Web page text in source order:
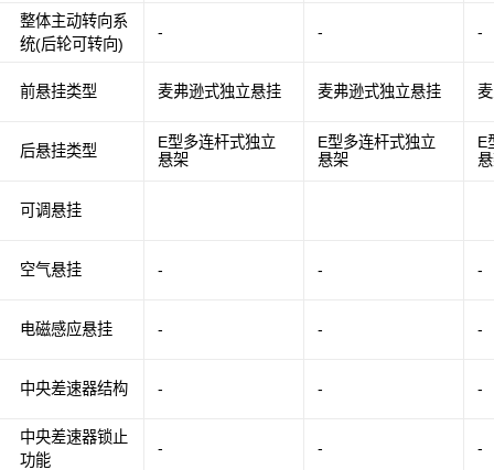
整体主动转向系
统(后轮可转向)
前悬挂类型
后悬挂类型
可调悬挂
空气悬挂
电磁感应悬挂
中央差速器结构
中央差速器锁止
功能
- - -
麦弗逊式独立悬挂 麦弗逊式独立悬挂
E型多连杆式独立
悬架
E型多连杆式独立
悬架
E
- - -
- - -
- - -
- - -